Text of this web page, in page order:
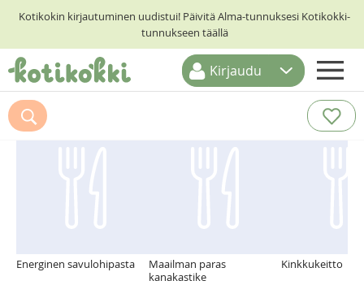
Kotikokin kirjautuminen uudistui! Päivitä Alma-tunnuksesi Kotikokki-
tunnukseen täällä
ETUSIVU
RESEPTIHAKU
Kirjaudu
Suosittelemme myös
Energinen savulohipasta
Maailman paras
kanakastike
Kinkkukeitto